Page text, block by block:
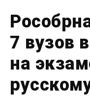
7 вузов
на